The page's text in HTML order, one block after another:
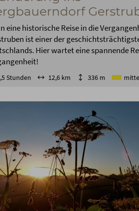
eine historische Reise in die
ist einer der
Hier wartet eine spannende
Stunden 12,6 km 336 m